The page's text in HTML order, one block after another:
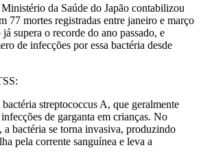
da Saúde do Japão contabilizou
77 mortes registradas entre janeiro e março
supera o recorde do ano passado, e
de infecções por essa bactéria desde
streptococcus A, que geralmente
de garganta em crianças. No
a bactéria se torna invasiva, produzindo
pela corrente sanguínea e leva a